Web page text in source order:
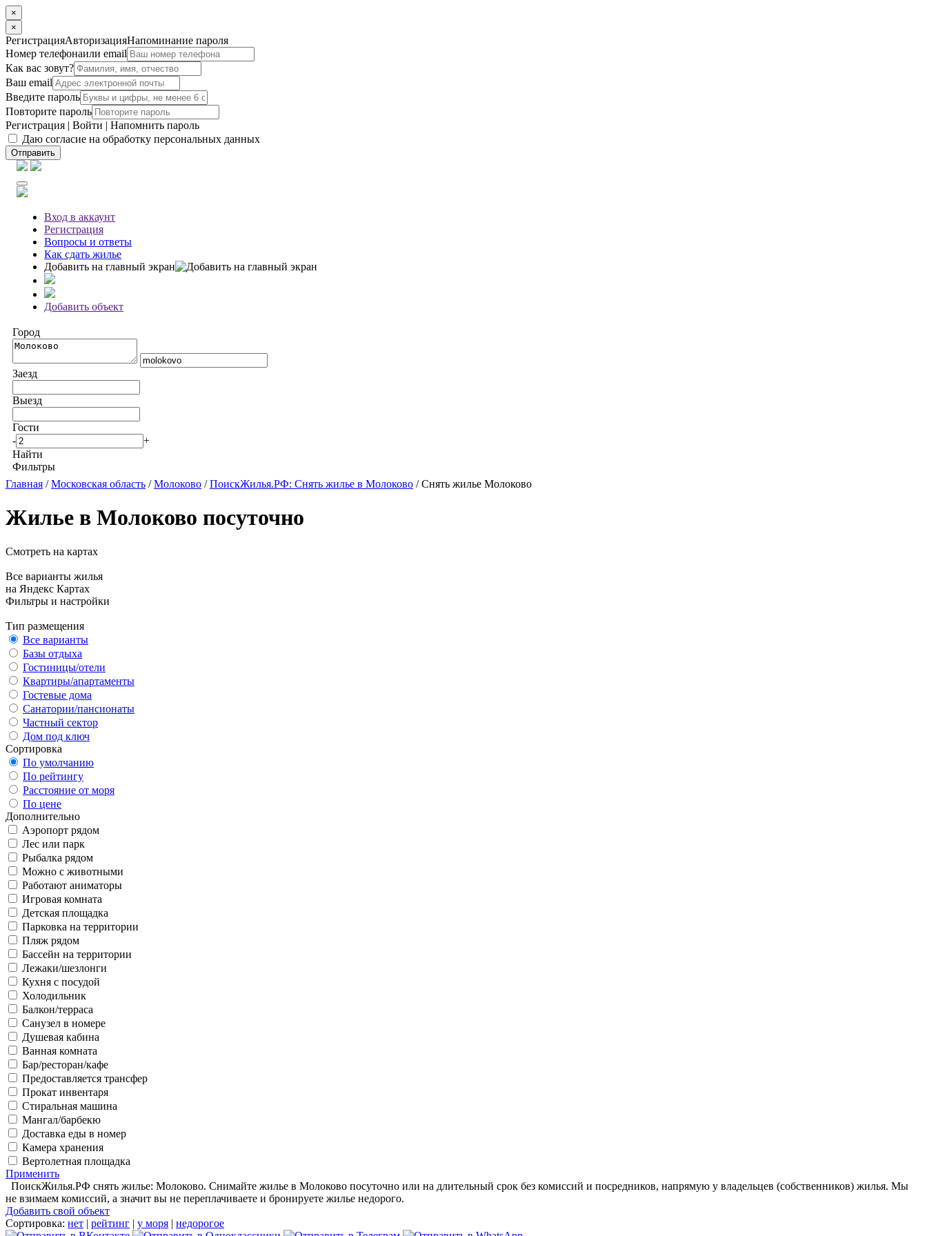
×
×
РегистрацияАвторизацияНапоминание пароля
Номер телефонаили email
Как вас зовут?
Ваш email
Введите пароль
Повторите пароль
Регистрация | Войти | Напомнить пароль
Даю согласие на обработку персональных данных
Отправить
Вход в аккаунт
Регистрация
Вопросы и ответы
Как сдать жилье
Добавить на главный экран
Добавить объект
Город
Заезд
Выезд
Гости
-
+
Найти
Фильтры
Главная /Московская область /Молоково /ПоискЖилья.РФ: Снять жилье в Молоково / Снять жилье Молоково
Жилье в Молоково посуточно
Смотреть на картах
Все варианты жилья
на Яндекс Картах
Фильтры и настройки
Тип размещения
Все варианты
Базы отдыха
Гостиницы/отели
Квартиры/апартаменты
Гостевые дома
Санатории/пансионаты
Частный сектор
Дом под ключ
Сортировка
По умолчанию
По рейтингу
Расстояние от моря
По цене
Дополнительно
Аэропорт рядом
Лес или парк
Рыбалка рядом
Можно с животными
Работают аниматоры
Игровая комната
Детская площадка
Парковка на территории
Пляж рядом
Бассейн на территории
Лежаки/шезлонги
Кухня с посудой
Холодильник
Балкон/терраса
Санузел в номере
Душевая кабина
Ванная комната
Бар/ресторан/кафе
Предоставляется трансфер
Прокат инвентаря
Стиральная машина
Мангал/барбекю
Доставка еды в номер
Камера хранения
Вертолетная площадка
Применить
ПоискЖилья.РФ снять жилье: Молоково. Снимайте жилье в Молоково посуточно или на длительный срок без комиссий и посредников, напрямую у владельцев (собственников) жилья. Мы
не взимаем комиссий, а значит вы не переплачиваете и бронируете жилье недорого.
Добавить свой объект
Сортировка: нет | рейтинг | у моря | недорогое